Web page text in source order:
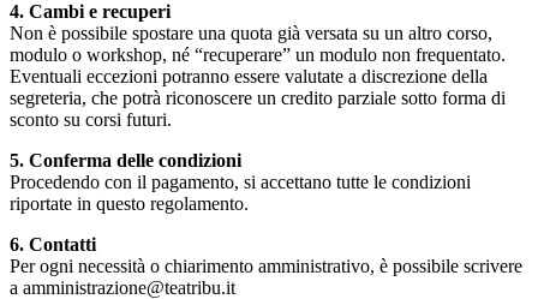
4. Cambi e recuperi
Non è possibile spostare una quota già versata su un altro corso,
modulo o workshop, né “recuperare” un modulo non frequentato.
Eventuali eccezioni potranno essere valutate a discrezione della
segreteria, che potrà riconoscere un credito parziale sotto forma di
sconto su corsi futuri.
5. Conferma delle condizioni
Procedendo con il pagamento, si accettano tutte le condizioni
riportate in questo regolamento.
6. Contatti
Per ogni necessità o chiarimento amministrativo, è possibile scrivere
a amministrazione@teatribu.it